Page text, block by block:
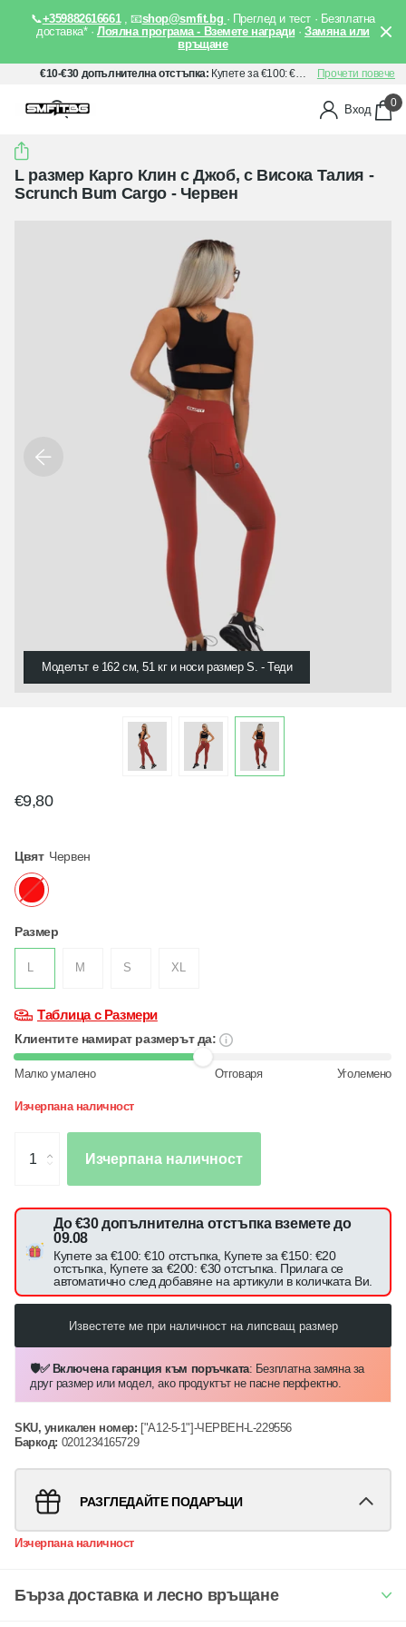
📞+359882616661 , 📧shop@smfit.bg · Преглед и тест · Безплатна
доставка* ·Лоялна програма - Вземете награди ·Замяна или
връщане
€10-€30 допълнителна отстъпка: Купете за €100: €10 отстъпка, Купете за €150: €20 отстъпка, Купете за €200: €30 отстъпка. Прилага се автоматично след добавяне на артикули в количката Ви. Прочети повече
Вход 0
L размер Карго Клин с Джоб, с Висока Талия -
Scrunch Bum Cargo - Червен
Моделът е 162 см, 51 кг и носи размер S. - Теди
€9,80
Цвят Червен
Размер
L M S XL
Таблица с Размери
Клиентите намират размерът да:
Малко умалено Отговаря Уголемено
Изчерпана наличност
Изчерпана наличност
До €30 допълнителна отстъпка вземете до
09.08
Купете за €100: €10 отстъпка, Купете за €150: €20
отстъпка, Купете за €200: €30 отстъпка. Прилага се
автоматично след добавяне на артикули в количката Ви.
Известете ме при наличност на липсващ размер
🛡️✅ Включена гаранция към поръчката: Безплатна замяна за
друг размер или модел, ако продуктът не пасне перфектно.
SKU, уникален номер: ["A12-5-1"]-ЧЕРВЕН-L-229556
Баркод: 0201234165729
РАЗГЛЕДАЙТЕ ПОДАРЪЦИ
Изчерпана наличност
Бърза доставка и лесно връщане